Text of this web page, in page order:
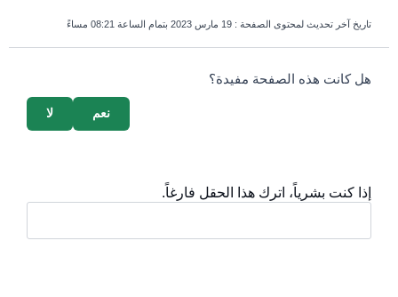
تاريخ آخر تحديث لمحتوى الصفحة : 19 مارس 2023 بتمام الساعة 08:21 مساءً
survey_v2
هل كانت هذه الصفحة مفيدة؟
لا نعم
إذا كنت بشرياً، اترك هذا الحقل فارغاً.